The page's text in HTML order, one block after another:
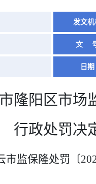
发文机
文
日期
隆阳区市场
行政处罚决
市监保隆处罚〔